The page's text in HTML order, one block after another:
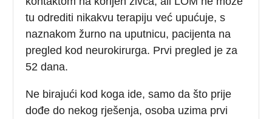
tu odrediti nikakvu terapiju već upućuje, s
naznakom žurno na uputnicu, pacijenta na
pregled kod neurokirurga. Prvi pregled je za
52 dana.
Ne birajući kod koga ide, samo da što prije
dođe do nekog rješenja, osoba uzima prvi